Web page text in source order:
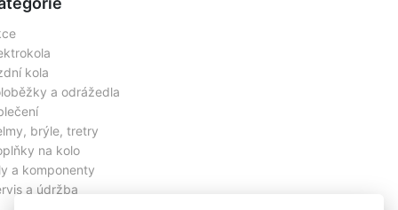
kola
a odrážedla
brýle, tretry
na kolo
a komponenty
a údržba